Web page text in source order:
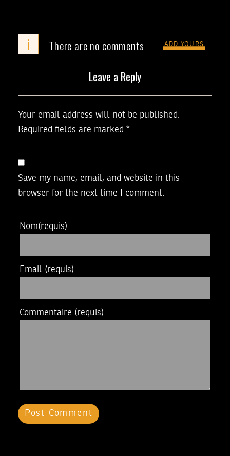
i There are no comments ADD YOURS
Leave a Reply
Your email address will not be published.
Required fields are marked *
Save my name, email, and website in this
browser for the next time I comment.
Nom(requis)
Email (requis)
Commentaire (requis)